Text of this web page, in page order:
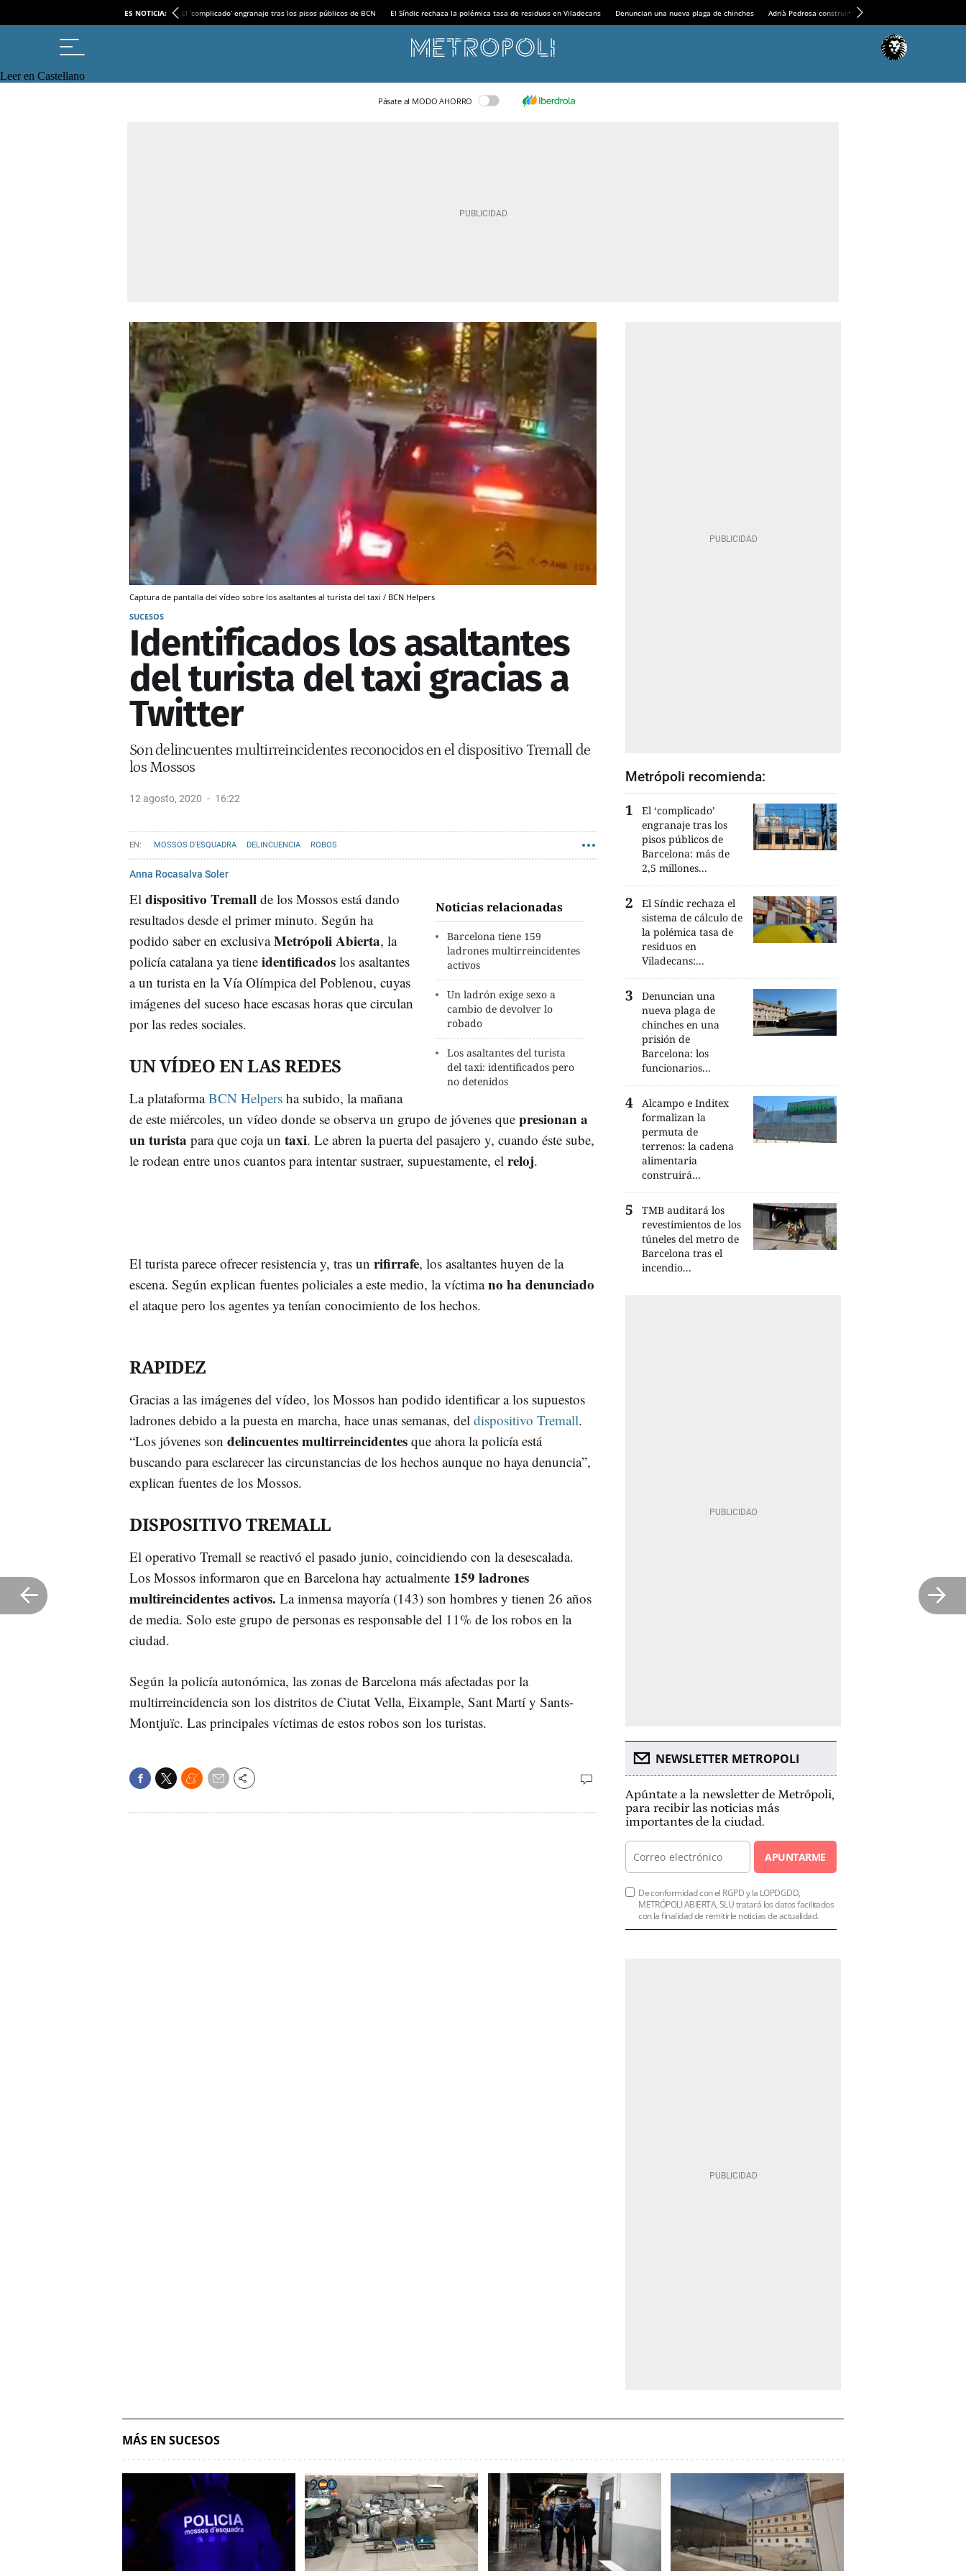
ES NOTICIA: El ‘complicado’ engranaje tras los pisos públicos de BCN El Síndic rechaza la polémica tasa de residuos en Viladecans Denuncian una nueva plaga de chinches Adrià Pedrosa construirá la nueva residencia en el
Leer en Castellano
Pásate al MODO AHORRO
Captura de pantalla del vídeo sobre los asaltantes al turista del taxi / BCN Helpers
SUCESOS
Identificados los asaltantes
del turista del taxi gracias a
Twitter
Son delincuentes multirreincidentes reconocidos en el dispositivo Tremall de
los Mossos
12 agosto, 2020 16:22
MOSSOS D'ESQUADRA DELINCUENCIA ROBOS
Anna Rocasalva Soler
Noticias relacionadas
Barcelona tiene 159
ladrones multirreincidentes
activos
Un ladrón exige sexo a
cambio de devolver lo
robado
Los asaltantes del turista
del taxi: identificados pero
no detenidos
El dispositivo Tremall de los Mossos está dando
resultados desde el primer minuto. Según ha
podido saber en exclusivaMetrópoli Abierta, la
policía catalana ya tiene identificados los asaltantes
a un turista en la Vía Olímpica del Poblenou, cuyas
imágenes del suceso hace escasas horas que circulan
por las redes sociales.
UN VÍDEO EN LAS REDES
La plataformaBCN Helpers ha subido, la mañana
de este miércoles, un vídeo donde se observa un grupo de jóvenes que presionan a
un turista para que coja un taxi. Le abren la puerta del pasajero y, cuando éste sube,
le rodean entre unos cuantos para intentar sustraer, supuestamente, el reloj.
El turista parece ofrecer resistencia y, tras un rifirrafe, los asaltantes huyen de la
escena. Según explican fuentes policiales a este medio, la víctimano ha denunciado
el ataque pero los agentes ya tenían conocimiento de los hechos.
RAPIDEZ
Gracias a las imágenes del vídeo, los Mossos han podido identificar a los supuestos
ladrones debido a la puesta en marcha, hace unas semanas, del dispositivo Tremall.
“Los jóvenes son delincuentes multirreincidentes que ahora la policía está
buscando para esclarecer las circunstancias de los hechos aunque no haya denuncia”,
explican fuentes de los Mossos.
DISPOSITIVO TREMALL
El operativo Tremall se reactivó el pasado junio, coincidiendo con la desescalada.
Los Mossos informaron que en Barcelona hay actualmente 159 ladrones
multireincidentes activos. La inmensa mayoría (143) son hombres y tienen 26 años
de media. Solo este grupo de personas es responsable del 11% de los robos en la
ciudad.
Según la policía autonómica, las zonas de Barcelona más afectadas por la
multirreincidencia son los distritos de Ciutat Vella, Eixample, Sant Martí y Sants-
Montjuïc. Las principales víctimas de estos robos son los turistas.
Metrópoli recomienda:
El ‘complicado’
engranaje tras los
pisos públicos de
Barcelona: más de
2,5 millones...
El Síndic rechaza el
sistema de cálculo de
la polémica tasa de
residuos en
Viladecans:...
Denuncian una
nueva plaga de
chinches en una
prisión de
Barcelona: los
funcionarios...
Alcampo e Inditex
formalizan la
permuta de
terrenos: la cadena
alimentaria
construirá...
TMB auditará los
revestimientos de los
túneles del metro de
Barcelona tras el
incendio...
NEWSLETTER METROPOLI
Apúntate a la newsletter de Metrópoli,
para recibir las noticias más
importantes de la ciudad.
APUNTARME
De conformidad con el RGPD y la LOPDGDD,
METRÓPOLI ABIERTA, SLU tratará los datos facilitados
con la finalidad de remitirle noticias de actualidad.
MÁS EN SUCESOS